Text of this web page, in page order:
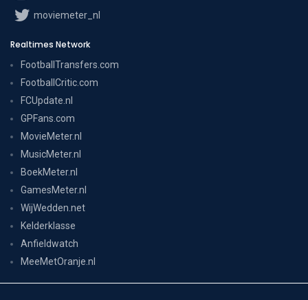
moviemeter_nl
Realtimes Network
FootballTransfers.com
FootballCritic.com
FCUpdate.nl
GPFans.com
MovieMeter.nl
MusicMeter.nl
BoekMeter.nl
GamesMeter.nl
WijWedden.net
Kelderklasse
Anfieldwatch
MeeMetOranje.nl